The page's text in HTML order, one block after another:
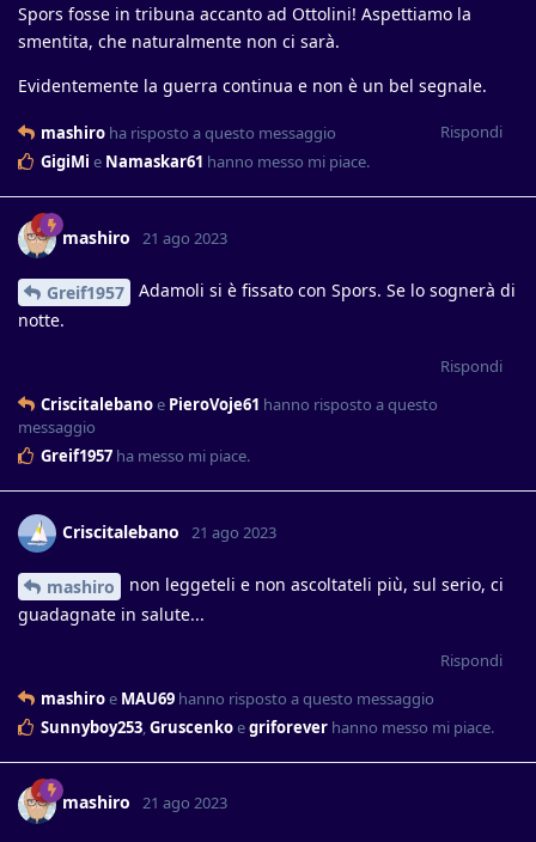
Spors fosse in tribuna accanto ad Ottolini! Aspettiamo la
smentita, che naturalmente non ci sarà.
Evidentemente la guerra continua e non è un bel segnale.
Rispondi
mashiro ha risposto a questo messaggio
GigiMi e Namaskar61 hanno messo mi piace.
mashiro 21 ago 2023
Greif1957
Adamoli si è fissato con Spors. Se lo sognerà di
notte.
Rispondi
Criscitalebanoe PieroVoje61 hanno risposto a questo
messaggio
Greif1957 ha messo mi piace.
Criscitalebano 21 ago 2023
mashiro
non leggeteli e non ascoltateli più, sul serio, ci
guadagnate in salute...
Rispondi
mashiroe MAU69 hanno risposto a questo messaggio
Sunnyboy253 Gruscenkoegriforever hanno messo mi piace.
mashiro 21 ago 2023